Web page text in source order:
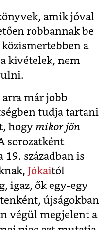
amik jóval
robbannak be
közismertebben a
a kivételek, nem
már jobb
tudja tartani
hogy mikor jön
sorozatként
században is
Jókaitól
igaz, ők egy-egy
újságokban
végül megjelent a